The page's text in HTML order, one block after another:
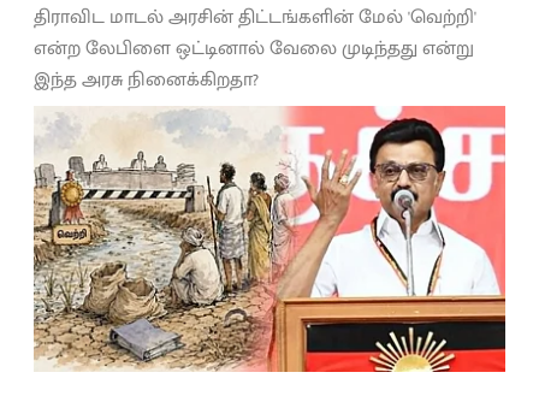
திராவிட மாடல் அரசின் திட்டங்களின் மேல் 'வெற்றி'
என்ற லேபிளை ஒட்டினால் வேலை முடிந்தது என்று
இந்த அரசு நினைக்கிறதா?